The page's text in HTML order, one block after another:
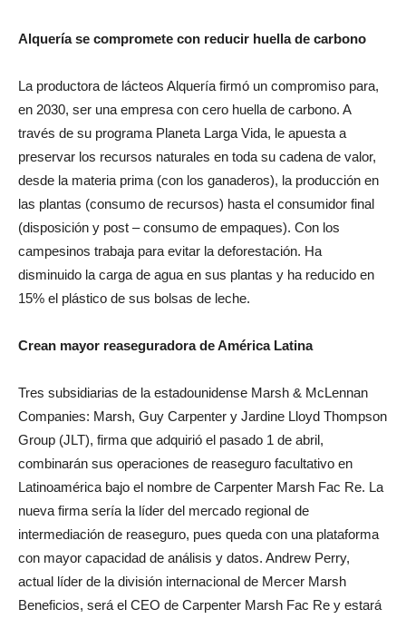
Alquería se compromete con reducir huella de carbono
La productora de lácteos Alquería firmó un compromiso para,
en 2030, ser una empresa con cero huella de carbono. A
través de su programa Planeta Larga Vida, le apuesta a
preservar los recursos naturales en toda su cadena de valor,
desde la materia prima (con los ganaderos), la producción en
las plantas (consumo de recursos) hasta el consumidor final
(disposición y post – consumo de empaques). Con los
campesinos trabaja para evitar la deforestación. Ha
disminuido la carga de agua en sus plantas y ha reducido en
15% el plástico de sus bolsas de leche.
Crean mayor reaseguradora de América Latina
Tres subsidiarias de la estadounidense Marsh & McLennan
Companies: Marsh, Guy Carpenter y Jardine Lloyd Thompson
Group (JLT), firma que adquirió el pasado 1 de abril,
combinarán sus operaciones de reaseguro facultativo en
Latinoamérica bajo el nombre de Carpenter Marsh Fac Re. La
nueva firma sería la líder del mercado regional de
intermediación de reaseguro, pues queda con una plataforma
con mayor capacidad de análisis y datos. Andrew Perry,
actual líder de la división internacional de Mercer Marsh
Beneficios, será el CEO de Carpenter Marsh Fac Re y estará